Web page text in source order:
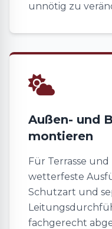
unnötig zu
Außen- und
montieren
Für Terrasse
wetterfeste
Schutzart und
fachgerecht